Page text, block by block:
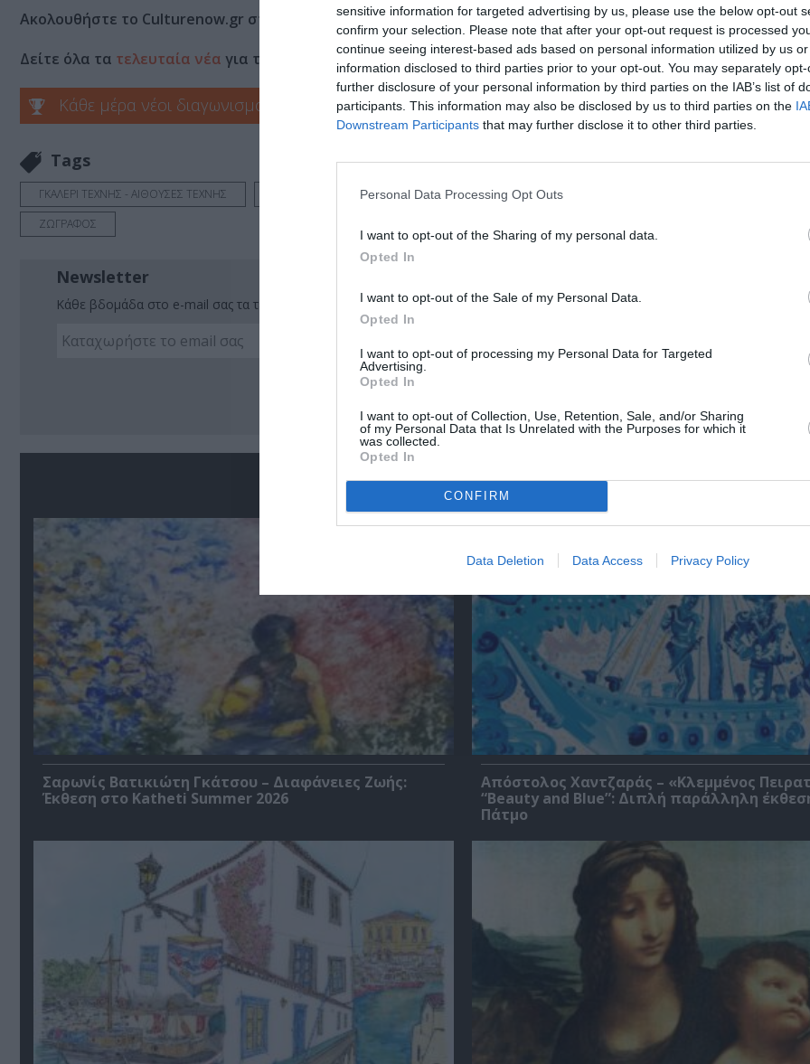
sensitive information for targeted advertising by us, please use the below opt-out
confirm your selection. Please note that after your opt-out request is processed
continue seeing interest-based ads based on personal information utilized by us
information disclosed to third parties prior to your opt-out. You may separately
further disclosure of your personal information by third parties on the IAB’s list of
participants. This information may also be disclosed by us to third parties on the
Downstream Participants that may further disclose it to other third parties.
Personal Data Processing Opt Outs
I want to opt-out of the Sharing of my personal data.
Opted In
I want to opt-out of the Sale of my Personal Data.
Opted In
I want to opt-out of processing my Personal Data for Targeted
Advertising.
Opted In
I want to opt-out of Collection, Use, Retention, Sale, and/or Sharing
of my Personal Data that Is Unrelated with the Purposes for which it
was collected.
Opted In
CONFIRM
Data Deletion Data Access Privacy Policy
Ακολουθήστε το Culturenow.gr στο Google Newsκαι μάθετε πρώτοι όλες τις ειδήσεις
Δείτε όλα τα τελευταία νέα για την Τέχνη και τον Πολιτισμό στοCulturenow.gr
Κάθε μέρα νέοι διαγωνισμοί στο Culturenow.gr Δες
Tags
ΓΚΑΛΕΡΙ ΤΕΧΝΗΣ - ΑΙΘΟΥΣΕΣ ΤΕΧΝΗΣ ΔΩΡΕΑΝ ΕΚΔΗΛΩΣΕΙΣ ΕΙΚΑΣΤΙΚΕΣ ΕΚΘΕΣΕΙΣ
ΖΩΓΡΑΦΟΣ
Newsletter
Κάθε βδομάδα στο e-mail σας τα τελευταία νέα για την Τέχνη και τον Πολιτισμό!
Ακολουθήστε το Culturenow.gr
Σχετικά Άρθρα
Σαρωνίς Βατικιώτη Γκάτσου – Διαφάνειες Ζωής:
Έκθεση στο Katheti Summer 2026
Απόστολος Χαντζαράς – «Κλεμμένος
“Beauty and Blue”: Διπλή παράλληλη
Πάτμο